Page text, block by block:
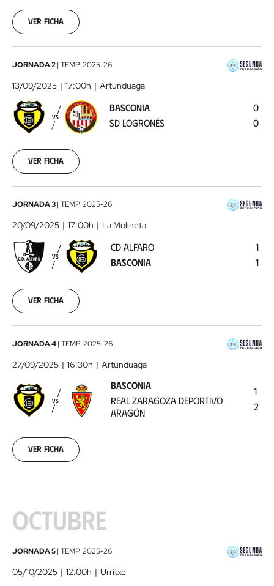
Ver ficha
Basconia
-
SD
Logroñés2025-
09-
JORNADA 2| TEMP. 2025-26
13/09/2025 17:00h Artunduaga
VS
BASCONIA
SD LOGROÑÉS
0
0
Ver ficha
CD
Alfaro
Basconia2025-
09-
JORNADA 3| TEMP. 2025-26
20/09/2025 17:00h La Molineta
VS
CD ALFARO
BASCONIA
1
1
Ver ficha
Basconia
-
Zaragoza
Deportivo
Aragón
2025-
09-
27
JORNADA 4| TEMP. 2025-26
27/09/2025 16:30h Artunduaga
VS
BASCONIA
REAL ZARAGOZA DEPORTIVO
ARAGÓN
1
2
Ver ficha
OCTUBRE
SD
Amorebieta
JORNADA 5| TEMP. 2025-26
05/10/2025 12:00h Urritxe